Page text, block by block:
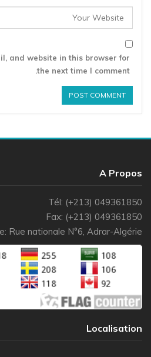
and website in this browser for
the next time I comment.
A
Tél: (+213)
Fax: (+213)
Rue nationale N°6, Adrar-